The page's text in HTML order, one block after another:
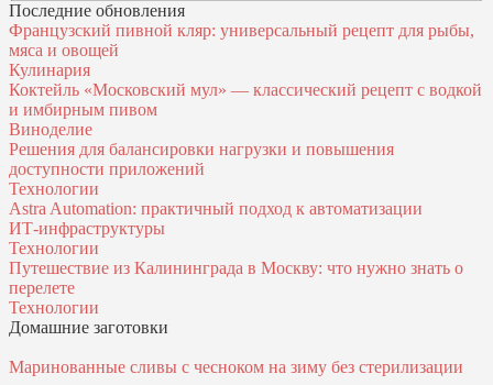
Последние обновления
Французский пивной кляр: универсальный рецепт для рыбы,
мяса и овощей
Кулинария
Коктейль «Московский мул» — классический рецепт с водкой
и имбирным пивом
Виноделие
Решения для балансировки нагрузки и повышения
доступности приложений
Технологии
Astra Automation: практичный подход к автоматизации
ИТ‑инфраструктуры
Технологии
Путешествие из Калининграда в Москву: что нужно знать о
перелете
Технологии
Домашние заготовки
Маринованные сливы с чесноком на зиму без стерилизации